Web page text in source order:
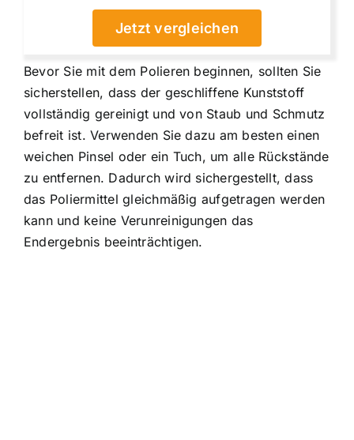
Jetzt vergleichen
Bevor Sie mit dem Polieren beginnen, sollten Sie
sicherstellen, dass der geschliffene Kunststoff
vollständig gereinigt und von Staub und Schmutz
befreit ist. Verwenden Sie dazu am besten einen
weichen Pinsel oder ein Tuch, um alle Rückstände
zu entfernen. Dadurch wird sichergestellt, dass
das Poliermittel gleichmäßig aufgetragen werden
kann und keine Verunreinigungen das
Endergebnis beeinträchtigen.